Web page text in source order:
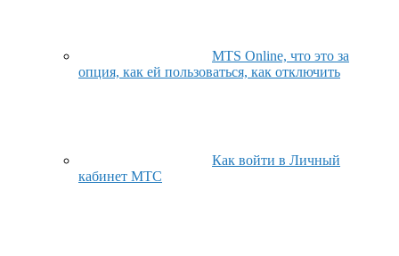
MTS Online, что это за
опция, как ей пользоваться, как отключить
Как войти в Личный
кабинет МТС